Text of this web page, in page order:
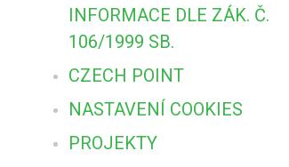
INFORMACE DLE ZÁK. Č.
106/1999 SB.
CZECH POINT
NASTAVENÍ COOKIES
PROJEKTY